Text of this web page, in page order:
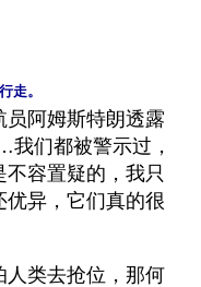
走。
阿姆斯特朗透露
们都被警示过，
容置疑的，我只
异，它们真的很
人类去抢位，那何